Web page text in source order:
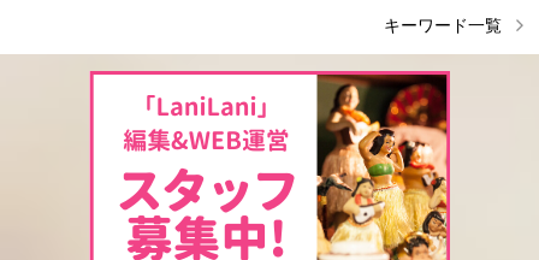
キーワード一覧